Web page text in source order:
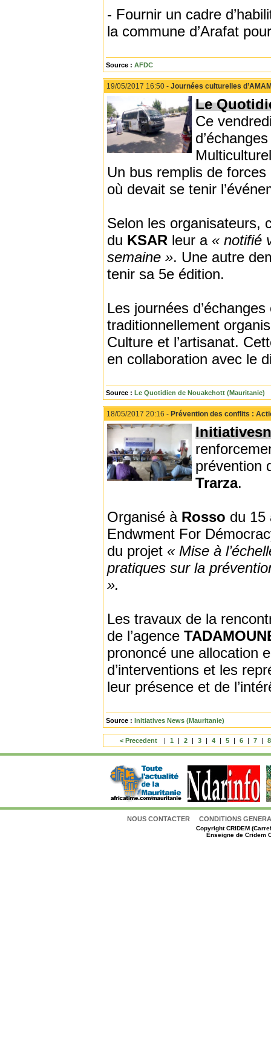
- Fournir un cadre
la commune d’Arafat
Source : AFDC
19/05/2017 16:50 - Journées culturelles
Le
Ce
Un bus remplis de
où devait se tenir
Selon les organisateurs,
du KSAR leur a« notifié
semaine ». Une autre
tenir sa 5e édition.
Les journées
traditionnellement
Culture et l’artisanat.
en collaboration avec le
Source : Le Quotidien de Nouakchott (Mauritanie)
18/05/2017 20:16 - Prévention des conflits :
prévention
Trarza.
Organisé à Rosso du 15
Endwment For
du projet « Mise à
pratiques sur la
».
Les travaux de la
de l’agence
prononcé une allocation
d’interventions et les
leur présence et de
Source : Initiatives News (Mauritanie)
< Precedent | 1 | 2 | 3 | 4 | 5 | 6 | 7 | 8
NOUS CONTACTER CONDITIONS
CopyrightCRIDEM
Enseigne de Cridem